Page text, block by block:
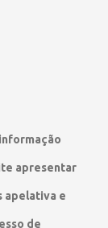
apresentar
apelativa e
de